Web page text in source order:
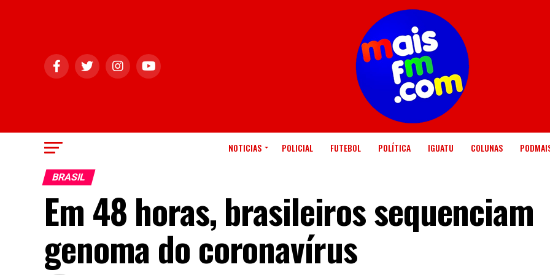
NOTICIAS POLICIAL FUTEBOL POLÍTICA IGUATU COLUNAS
BRASIL
Em 48 horas, brasileiros sequenciam
genoma do coronavírus